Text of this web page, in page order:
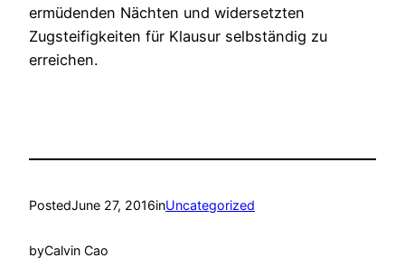
ermüdenden Nächten und widersetzten
Zugsteifigkeiten für Klausur selbständig zu
erreichen.
PostedJune 27, 2016inUncategorized
byCalvin Cao